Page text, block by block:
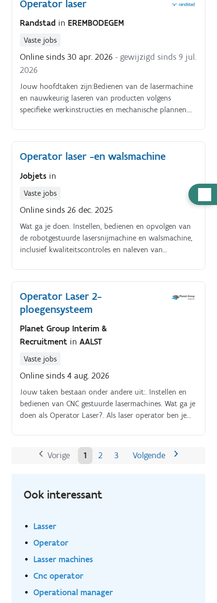
Operator laser
Randstad in EREMBODEGEM
Vaste jobs
Online sinds 30 apr. 2026 - gewijzigd sinds 9 jul.
2026
Jouw hoofdtaken zijn:Bedienen van de lasermachine
en nauwkeurig laseren van producten volgens
specifieke werkinstructies en mechanische plannen.
garanderen.
Operator laser -en walsmachine
Jobjets in
Vaste jobs
Online sinds 26 dec. 2025
Wat ga je doen. Instellen, bedienen en opvolgen van
de robotgestuurde lasersnijmachine en walsmachine,
inclusief kwaliteitscontroles en naleven van
transporteren van materialen met heftruck en
rolbrug, en zorgen voor een vlot en veilig gebruik van
alle machines Allround meewerken in het atelier
(boren, zagen, montage), waarbij je jouw technische
werken inzet.
Operator Laser 2-
ploegensysteem
Planet Group Interim &
Recruitment in AALST
Vaste jobs
Online sinds 4 aug. 2026
Jouw taken bestaan onder andere uit:. Instellen en
bedienen van CNC gestuurde lasermachines. Wat ga je
doen als Operator Laser?. Als laser operator ben je
Vorige 1 2 3 Volgende
Ook interessant
Lasser
Operator
Lasser machines
Cnc operator
Operational manager